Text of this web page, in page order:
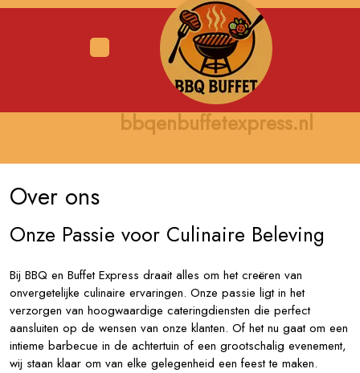
Skip
bbqenbuffetexpress.nl
Over ons
Onze Passie voor Culinaire Beleving
Bij BBQ en Buffet Express draait alles om het creëren van
onvergetelijke culinaire ervaringen. Onze passie ligt in het
verzorgen van hoogwaardige cateringdiensten die perfect
aansluiten op de wensen van onze klanten. Of het nu gaat om een
intieme barbecue in de achtertuin of een grootschalig evenement,
wij staan klaar om van elke gelegenheid een feest te maken.